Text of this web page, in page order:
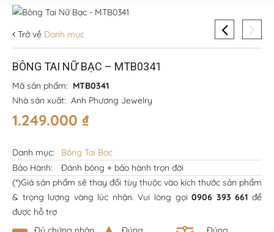
Trở về Danh mục
BÔNG TAI NỮ BẠC – MTB0341
Mã sản phẩm: MTB0341
Nhà sản xuất: Anh Phương Jewelry
1.249.000 ₫
Danh mục:
Bông Tai Bạc
Bảo Hành:
Đánh bóng + bảo hành trọn đời
(*)Giá sản phẩm sẽ thay đổi tùy thuộc vào kích thước sản phẩm
& trọng lượng vàng lúc nhận. Vui lòng gọi0906 393 661 để
được hỗ trợ